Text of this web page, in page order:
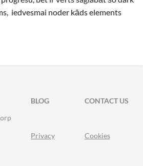
iedvesmai noder kāds elements
BLOG
CONTACT US
Privacy Cookies